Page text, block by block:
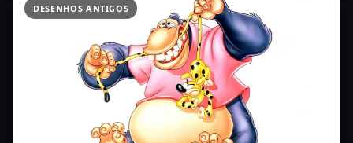
DESENHOS ANTIGOS